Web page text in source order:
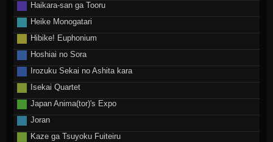
Haikara-san ga Tooru
Heike Monogatari
Hibike! Euphonium
Hoshiai no Sora
Irozuku Sekai no Ashita kara
Isekai Quartet
Japan Anima(tor)'s Expo
Joran
Kaze ga Tsuyoku Fuiteiru